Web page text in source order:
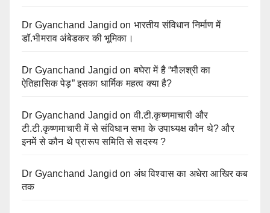
Dr Gyanchand Jangid on भारतीय संविधान निर्माण में
डॉ.भीमराव अंबेडकर की भूमिका।
Dr Gyanchand Jangid onबघेरा में है “मौलश्री का
ऐतिहासिक पेड़” इसका धार्मिक महत्व क्या है?
Dr Gyanchand Jangid onवी.टी.कृष्णमाचारी और
टी.टी.कृष्णमाचारी में से संविधान सभा के उपाध्यक्ष कौन थे? और
इनमें से कौन थे प्रारूप समिति से सदस्य ?
Dr Gyanchand Jangid on अंध विश्वास का अधेरा आखिर कब
तक